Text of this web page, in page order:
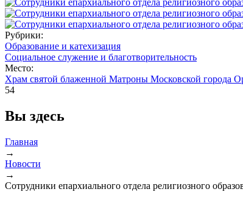
Рубрики:
Образование и катехизация
Социальное служение и благотворительность
Место:
Храм святой блаженной Матроны Московской города
54
Вы здесь
Главная
→
Новости
→
Сотрудники епархиального отдела религиозного